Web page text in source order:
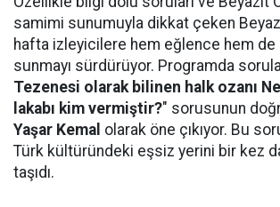
samimi sunumuyla dikkat çeken
hafta izleyicilere hem eğlence hem
sunmayı sürdürüyor. Programda
Tezenesi olarak bilinen halk ozanı
lakabı kim vermiştir?" sorusunun
Yaşar Kemal olarak öne çıkıyor. Bu
Türk kültüründeki eşsiz yerini bir kez
taşıdı.